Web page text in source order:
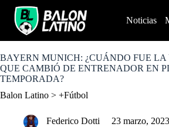
o
c
o
t
Noticias
BAYERN MUNICH: ¿CUÁNDO FUE
QUE CAMBIÓ DE ENTRENADOR EN
TEMPORADA?
Balon Latino > +Fútbol
Federico Dotti 23 marzo, 2023